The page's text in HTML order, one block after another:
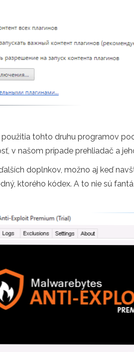
tohto druhu programov
v našom prípade prehliadač a
doplnkov, možno aj keď
ktorého kódex. A to nie sú